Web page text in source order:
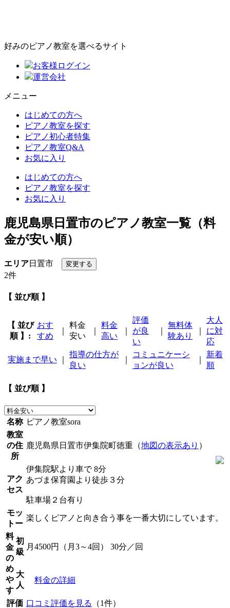
好みのピアノ教室を選べるサイト
お客様ログイン
運営会社
メニュー
はじめての方へ
ピアノ教室を探す
ピアノ初心者特集
ピアノ教室Q&A
お気に入り
はじめての方へ
ピアノ教室を探す
お気に入り
鹿児島県日置市のピアノ教室一覧（料
金が安い順）
エリア日置市
2件
【 並び順 】
【 並び
順 】:
おす
すめ
料金
安い
料金
高い
評価
が良
い
無料体
験あり
大人
に対
応
実施まで早い
指導の仕方が
良い
コミュニケーシ
ョンが良い
新着
順
【 並び順 】
名称 ピアノ教室sora
教室
の住
所
鹿児島県日置市伊集院町徳重（地図の表示あり ）
アク
セス
伊集院駅より車で 8分
あづま保育園より徒歩３分
駐車場２台有り
モッ
トー
楽しくピアノと向き合う事を一番大切にしています。
料
金
の
め
や
す
初
級
月4500円（月3～4回） 30分／回
大
人
料金の詳細
評価 口コミ評価を見る （1件）